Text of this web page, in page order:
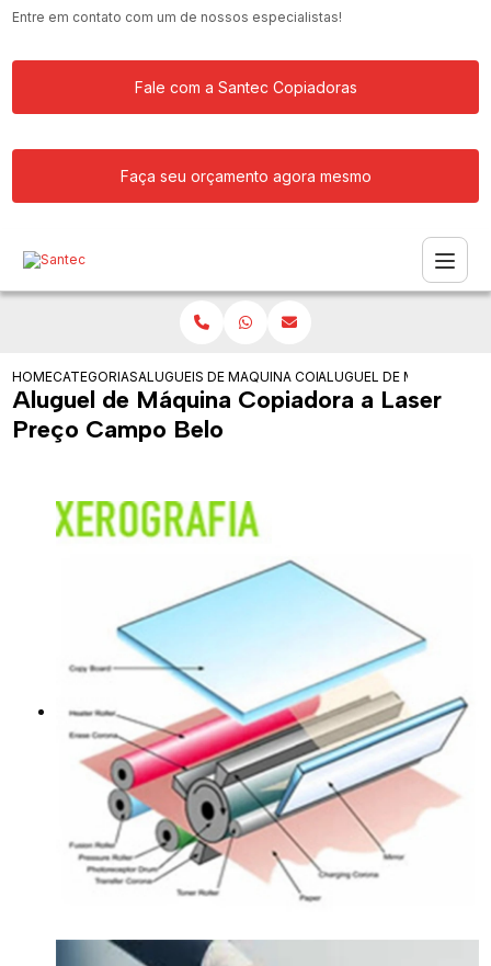
Entre em contato com um de nossos especialistas!
Fale com a Santec Copiadoras
Faça seu orçamento agora mesmo
HOMECATEGORIASALUGUEIS DE COPIADORASMAQUINA COPIADORA KYOCERA PARA
ALUGUEL DE MAQUINA
Aluguel de Máquina Copiadora a Laser
Preço Campo Belo